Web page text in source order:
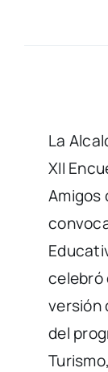
La
XII
Amigos
celebró
versión
del